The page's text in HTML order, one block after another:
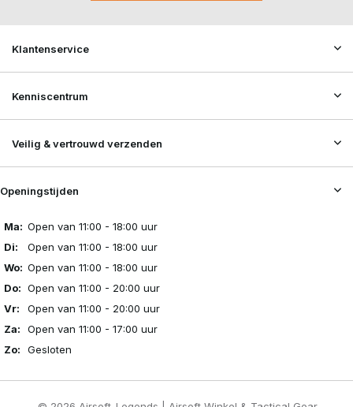
Klantenservice
Kenniscentrum
Veilig & vertrouwd verzenden
Openingstijden
Ma: Open van 11:00 - 18:00 uur
Di:
Open van 11:00 - 18:00 uur
Wo: Open van 11:00 - 18:00 uur
Do: Open van 11:00 - 20:00 uur
Vr:
Open van 11:00 - 20:00 uur
Za:
Open van 11:00 - 17:00 uur
Zo:
Gesloten